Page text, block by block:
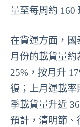
量至每周約 160
在貨運方面，
月份的載貨量約
25%，按月升
復；上月運載率
季載貨量升近
預計，清明節